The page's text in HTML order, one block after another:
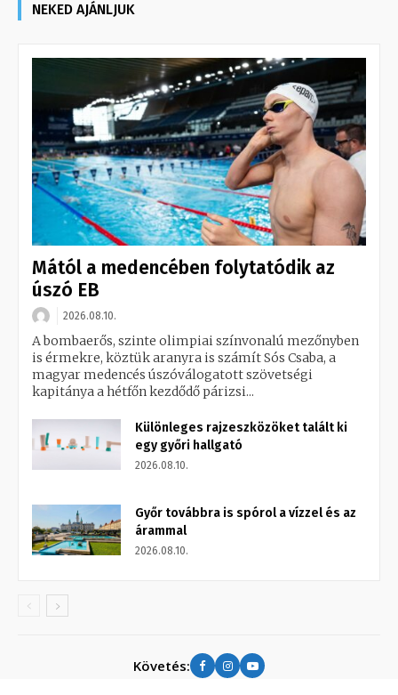
NEKED AJÁNLJUK
Mától a medencében folytatódik az
úszó EB
2026.08.10.
A bombaerős, szinte olimpiai színvonalú mezőnyben
is érmekre, köztük aranyra is számít Sós Csaba, a
magyar medencés úszóválogatott szövetségi
kapitánya a hétfőn kezdődő párizsi...
Különleges rajzeszközöket talált ki
egy győri hallgató
2026.08.10.
Győr továbbra is spórol a vízzel és az
árammal
2026.08.10.
Követés: